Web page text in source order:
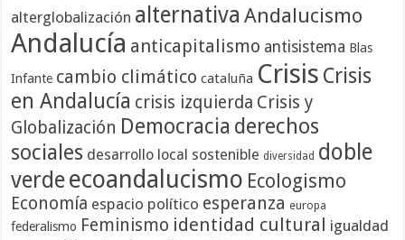
alterglobalización alternativa Andalucismo
Andalucía anticapitalismo antisistema Blas
Infante cambio climático cataluña Crisis Crisis
en Andalucía crisis izquierda Crisis y
Globalización Democracia derechos
sociales desarrollo local sostenible diversidad doble
verdeecoandalucismo Ecologismo
Economía espacio político esperanza europa
federalismo Feminismo identidad cultural igualdad